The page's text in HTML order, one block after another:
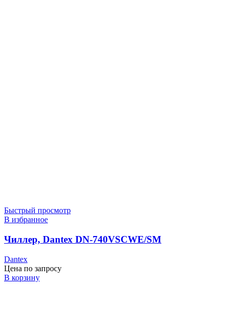
Быстрый просмотр
В избранное
Чиллер, Dantex DN-740VSCWE/SM
Dantex
Цена по запросу
В корзину